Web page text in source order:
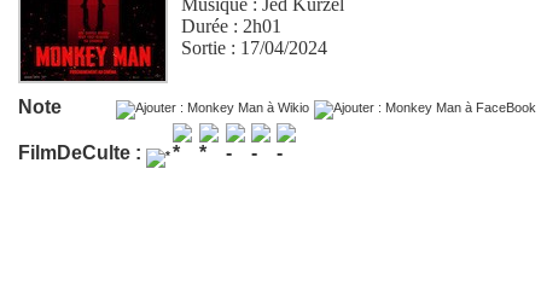
Musique :Jed Kurzel
Durée : 2h01
Sortie : 17/04/2024
Note
FilmDeCulte :